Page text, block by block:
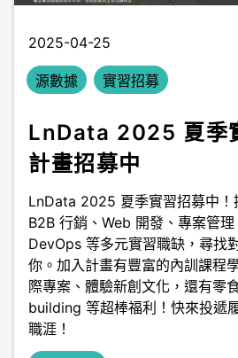
2025-04-25
源數據 實習招募
LnData 2025 夏季
計畫招募中
LnData 2025 夏季實習招募中！
B2B 行銷、Web 開發、專案管理
DevOps 等多元實習職缺，尋找
你。加入計畫有豐富的內訓課程
際專案、體驗新創文化，還有零
building 等超棒福利！快來投遞
職涯！